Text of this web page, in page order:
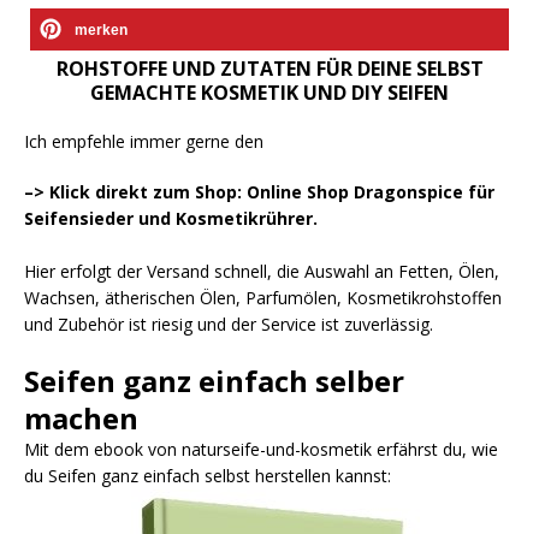
merken
ROHSTOFFE UND ZUTATEN FÜR DEINE SELBST
GEMACHTE KOSMETIK UND DIY SEIFEN
Ich empfehle immer gerne den
–> Klick direkt zum Shop: Online Shop Dragonspice für
Seifensieder und Kosmetikrührer.
Hier erfolgt der Versand schnell, die Auswahl an Fetten, Ölen,
Wachsen, ätherischen Ölen, Parfumölen, Kosmetikrohstoffen
und Zubehör ist riesig und der Service ist zuverlässig.
Seifen ganz einfach selber
machen
Mit dem ebook von naturseife-und-kosmetik erfährst du, wie
du Seifen ganz einfach selbst herstellen kannst: